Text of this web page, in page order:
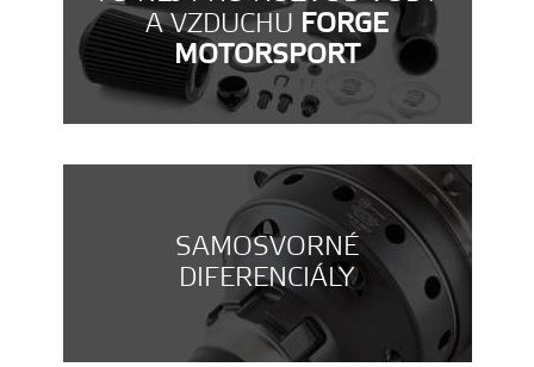
A VZDUCHU FORGE
MOTORSPORT
SAMOSVORNÉ
DIFERENCIÁLY